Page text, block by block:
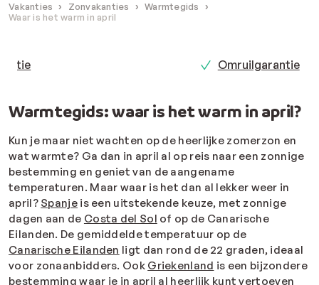
Vakanties Zonvakanties
Warmtegids
Waar is het warm in april
Omruilgarantie
Warmtegids: waar is het warm in april?
Kun je maar niet wachten op de heerlijke zomerzon en
wat warmte? Ga dan in april al op reis naar een zonnige
bestemming en geniet van de aangename
temperaturen. Maar waar is het dan al lekker weer in
april? Spanjeis een uitstekende keuze, met zonnige
dagen aan de Costa del Sol of op de Canarische
Eilanden. De gemiddelde temperatuur op de
Canarische Eilanden ligt dan rond de 22 graden, ideaal
voor zonaanbidders. Ook Griekenland is een bijzondere
bestemming waar je in april al heerlijk kunt vertoeven